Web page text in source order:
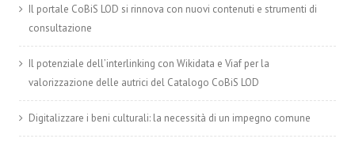
Il portale CoBiS LOD si rinnova con nuovi contenuti e strumenti di
consultazione
Il potenziale dell’interlinking con Wikidata e Viaf per la
valorizzazione delle autrici del Catalogo CoBiS LOD
Digitalizzare i beni culturali: la necessità di un impegno comune